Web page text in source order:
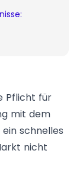
Pflicht für
mit dem
ein schnelles
nicht